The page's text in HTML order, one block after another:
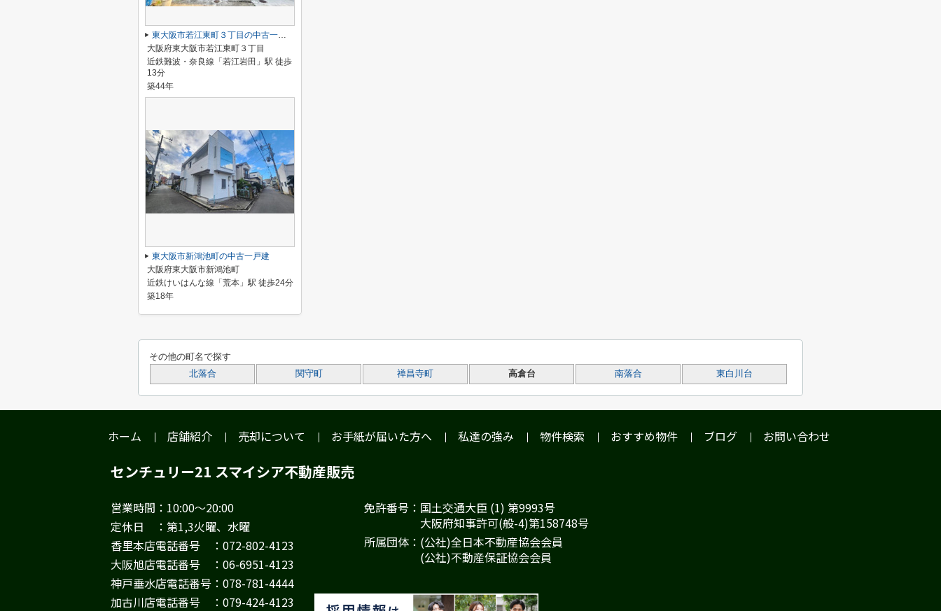
東大阪市若江東町３丁目の中古一戸建
大阪府東大阪市若江東町３丁目
近鉄難波・奈良線「若江岩田」駅 徒歩
13分
築44年
東大阪市新鴻池町の中古一戸建
大阪府東大阪市新鴻池町
近鉄けいはんな線「荒本」駅 徒歩24分
築18年
その他の町名で探す
北落合 関守町 禅昌寺町 高倉台 南落合 東白川台
ホーム 店舗紹介 売却について お手紙が届いた方へ 私達の強み 物件検索 おすすめ物件 ブログ お問い合わせ
センチュリー21 スマイシア不動産販売
営業時間：10:00～20:00
定休日 ：第1,3火曜、水曜
香里本店電話番号 ：072-802-4123
大阪旭店電話番号 ：06-6951-4123
神戸垂水店電話番号：078-781-4444
加古川店電話番号 ：079-424-4123
免許番号：国土交通大臣 (1) 第9993号
大阪府知事許可(般-4)第158748号
所属団体：(公社)全日本不動産協会会員
(公社)不動産保証協会会員